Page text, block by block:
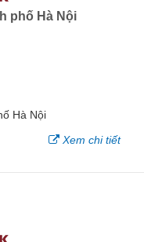
phố Hà Nội
Hà Nội
Xem chi tiết